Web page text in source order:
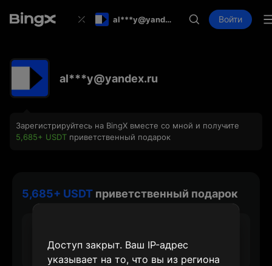
al***y@yandex.ru Войти
al***y@yandex.ru
Зарегистрируйтесь на BingX вместе со мной и получите
5,685+ USDT приветственный подарок
5,685+ USDT приветственный подарок
Макс. награда за регистрацию
Доступ закрыт. Ваш IP-адрес
указывает на то, что вы из региона